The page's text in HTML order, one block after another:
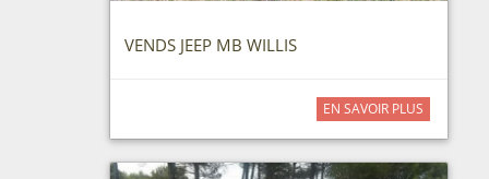
VENDS JEEP MB WILLIS
EN SAVOIR PLUS